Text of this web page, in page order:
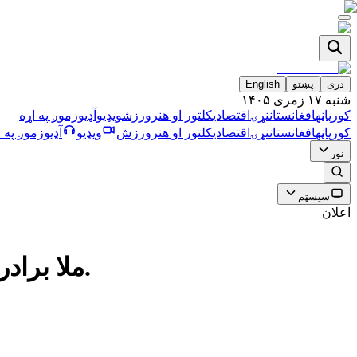
دری پښتو English
شنبه ۱۷ زمری ۱۴۰۵
کورپاڼهافغانستاننړۍ اقتصاديکلتور او هنر ورزشویډیو آډیوزموږ په اړه
کورپاڼهافغانستاننړۍ اقتصاديکلتور او هنر ورزش ویډیو آډیوزموږ په
نور
سیسټم
اعلان
ملا برادر: هيله لرو چې د افغانستان او ازبكستان ترمنځ تګ راتګ بې ويزې شي.